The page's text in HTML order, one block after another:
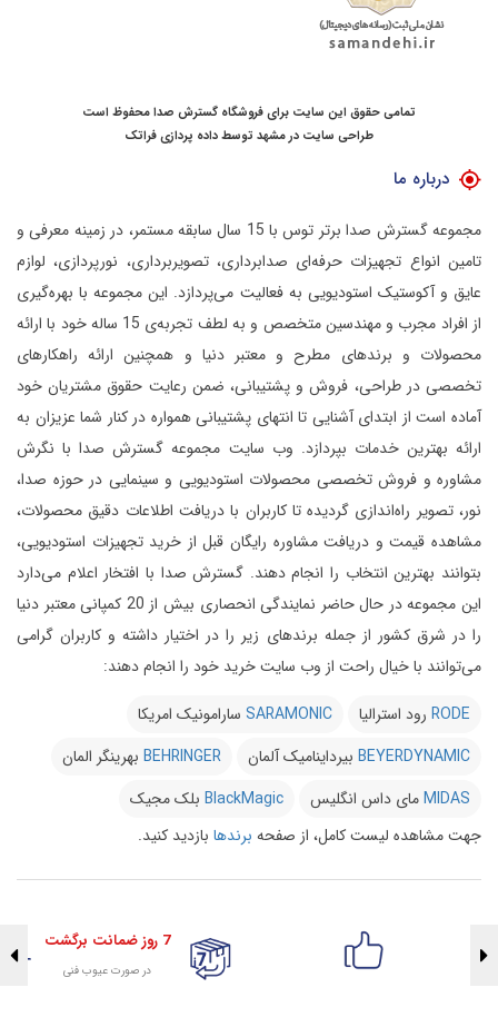
تمامی حقوق این سایت برای فروشگاه گسترش صدا محفوظ است
طراحی سایت در مشهد توسطداده پردازی فراتک
درباره ما
مجموعه گسترش صدا برتر توس با 15 سال سابقه مستمر، در زمینه معرفی و
تامین انواع تجهیزات حرفه‌ای صدابرداری، تصویربرداری، نورپردازی، لوازم
عایق و آکوستیک استودیویی به فعالیت می‌پردازد. این مجموعه با بهره‌گیری
از افراد مجرب و مهندسین متخصص و به لطف تجربه‌ی 15 ساله خود با ارائه
محصولات و برندهای مطرح و معتبر دنیا و همچنین ارائه راهکارهای
تخصصی در طراحی، فروش و پشتیبانی، ضمن رعایت حقوق مشتریان خود
آماده است از ابتدای آشنایی تا انتهای پشتیبانی همواره در کنار شما عزیزان به
ارائه بهترین خدمات بپردازد. وب سایت مجموعه گسترش صدا با نگرش
مشاوره و فروش تخصصی محصولات استودیویی و سینمایی در حوزه صدا،
نور، تصویر راه‌اندازی گردیده تا کاربران با دریافت اطلاعات دقیق محصولات،
مشاهده قیمت و دریافت مشاوره رایگان قبل از خرید تجهیزات استودیویی،
بتوانند بهترین انتخاب را انجام دهند. گسترش صدا با افتخار اعلام می‌دارد
این مجموعه در حال حاضر نمایندگی انحصاری بیش از 20 کمپانی معتبر دنیا
را در شرق کشور از جمله برندهای زیر را در اختیار داشته و کاربران گرامی
می‌توانند با خیال راحت از وب سایت خرید خود را انجام دهند:
RODE رود استرالیا SARAMONIC سارامونیک امریکا
BEYERDYNAMIC بیرداینامیک آلمان BEHRINGER بهرینگر المان
MIDASمای داس انگلیس BlackMagic بلک مجیک
جهت مشاهده لیست کامل، از صفحه برندها بازدید کنید.
7 روز ضمانت برگشت
در صورت عیوب فنی